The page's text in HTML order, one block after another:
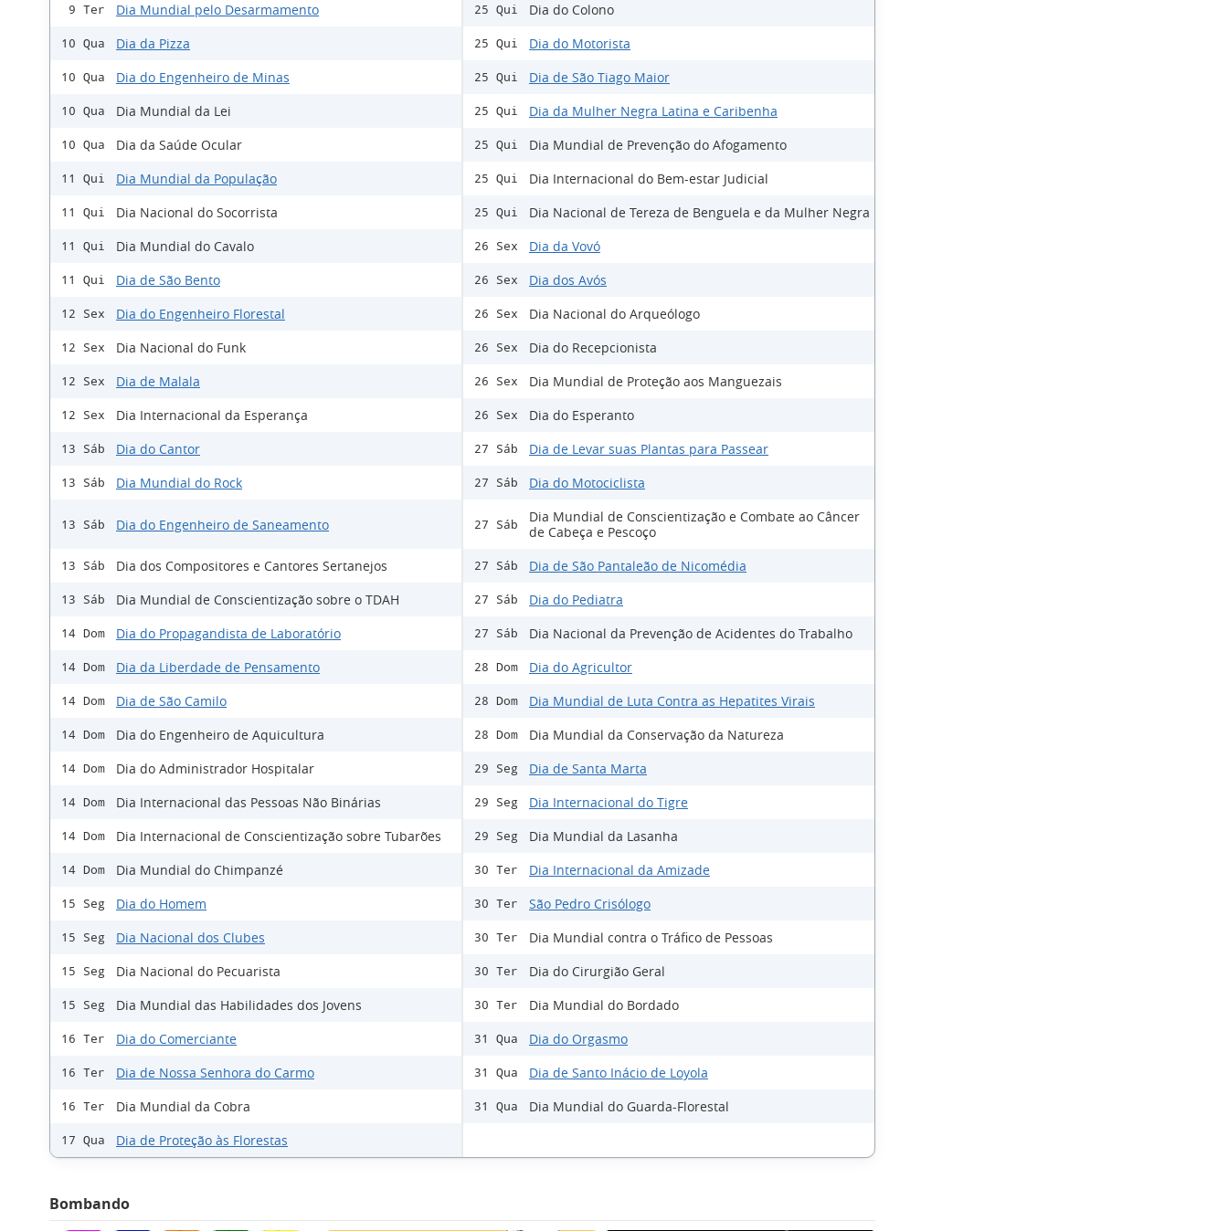
9 Ter Dia Mundial pelo Desarmamento
10 Qua Dia da Pizza
10 Qua Dia do Engenheiro de Minas
10 Qua Dia Mundial da Lei
10 Qua Dia da Saúde Ocular
11 Qui Dia Mundial da População
11 Qui Dia Nacional do Socorrista
11 Qui Dia Mundial do Cavalo
11 Qui Dia de São Bento
12 Sex Dia do Engenheiro Florestal
12 Sex Dia Nacional do Funk
12 Sex Dia de Malala
12 Sex Dia Internacional da Esperança
13 Sáb Dia do Cantor
13 Sáb Dia Mundial do Rock
13 Sáb Dia do Engenheiro de Saneamento
13 Sáb Dia dos Compositores e Cantores Sertanejos
13 Sáb Dia Mundial de Conscientização sobre o TDAH
14 Dom Dia do Propagandista de Laboratório
14 Dom Dia da Liberdade de Pensamento
14 Dom Dia de São Camilo
14 Dom Dia do Engenheiro de Aquicultura
14 Dom Dia do Administrador Hospitalar
14 Dom Dia Internacional das Pessoas Não Binárias
14 Dom Dia Internacional de Conscientização sobre Tubarões
14 Dom Dia Mundial do Chimpanzé
15 Seg Dia do Homem
15 Seg Dia Nacional dos Clubes
15 Seg Dia Nacional do Pecuarista
15 Seg Dia Mundial das Habilidades dos Jovens
16 Ter Dia do Comerciante
16 Ter Dia de Nossa Senhora do Carmo
16 Ter Dia Mundial da Cobra
17 Qua Dia de Proteção às Florestas
25 Qui Dia do Colono
25 Qui Dia do Motorista
25 Qui Dia de São Tiago Maior
25 Qui Dia da Mulher Negra Latina e Caribenha
25 Qui Dia Mundial de Prevenção do Afogamento
25 Qui Dia Internacional do Bem-estar Judicial
25 Qui Dia Nacional de Tereza de Benguela e da Mulher Negra
26 Sex Dia da Vovó
26 Sex Dia dos Avós
26 Sex Dia Nacional do Arqueólogo
26 Sex Dia do Recepcionista
26 Sex Dia Mundial de Proteção aos Manguezais
26 Sex Dia do Esperanto
27 Sáb Dia de Levar suas Plantas para Passear
27 Sáb Dia do Motociclista
27 Sáb
Dia Mundial de Conscientização e Combate ao Câncer
de Cabeça e Pescoço
27 Sáb Dia de São Pantaleão de Nicomédia
27 Sáb Dia do Pediatra
27 Sáb Dia Nacional da Prevenção de Acidentes do Trabalho
28 Dom Dia do Agricultor
28 Dom Dia Mundial de Luta Contra as Hepatites Virais
28 Dom Dia Mundial da Conservação da Natureza
29 Seg Dia de Santa Marta
29 Seg Dia Internacional do Tigre
29 Seg Dia Mundial da Lasanha
30 Ter Dia Internacional da Amizade
30 Ter São Pedro Crisólogo
30 Ter Dia Mundial contra o Tráfico de Pessoas
30 Ter Dia do Cirurgião Geral
30 Ter Dia Mundial do Bordado
31 Qua Dia do Orgasmo
31 Qua Dia de Santo Inácio de Loyola
31 Qua Dia Mundial do Guarda-Florestal
Bombando